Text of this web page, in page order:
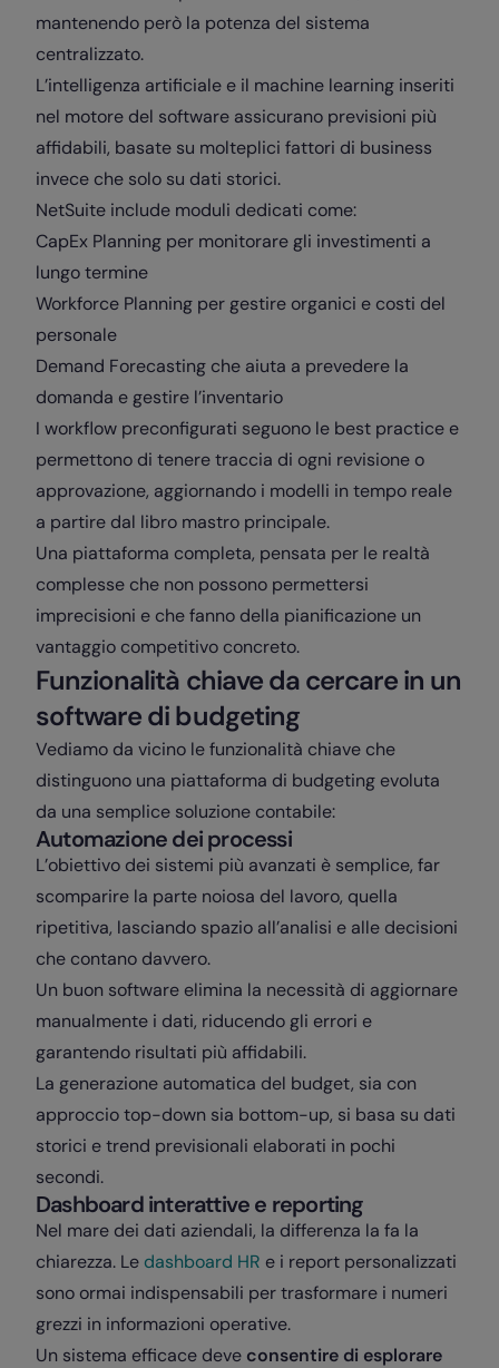
mantenendo però la potenza del sistema
centralizzato.
L’intelligenza artificiale e il machine learning inseriti
nel motore del software assicurano previsioni più
affidabili, basate su molteplici fattori di business
invece che solo su dati storici.
NetSuite include moduli dedicati come:
CapEx Planning per monitorare gli investimenti a
lungo termine
Workforce Planning per gestire organici e costi del
personale
Demand Forecasting che aiuta a prevedere la
domanda e gestire l’inventario
I workflow preconfigurati seguono le best practice e
permettono di tenere traccia di ogni revisione o
approvazione, aggiornando i modelli in tempo reale
a partire dal libro mastro principale.
Una piattaforma completa, pensata per le realtà
complesse che non possono permettersi
imprecisioni e che fanno della pianificazione un
vantaggio competitivo concreto.
Funzionalità chiave da cercare in un
software di budgeting
Vediamo da vicino le funzionalità chiave che
distinguono una piattaforma di budgeting evoluta
da una semplice soluzione contabile:
Automazione dei processi
L’obiettivo dei sistemi più avanzati è semplice, far
scomparire la parte noiosa del lavoro, quella
ripetitiva, lasciando spazio all’analisi e alle decisioni
che contano davvero.
Un buon software elimina la necessità di aggiornare
manualmente i dati, riducendo gli errori e
garantendo risultati più affidabili.
La generazione automatica del budget, sia con
approccio top-down sia bottom-up, si basa su dati
storici e trend previsionali elaborati in pochi
secondi.
Dashboard interattive e reporting
Nel mare dei dati aziendali, la differenza la fa la
chiarezza. Le dashboard HR e i report personalizzati
sono ormai indispensabili per trasformare i numeri
grezzi in informazioni operative.
Un sistema efficace deve consentire di esplorare